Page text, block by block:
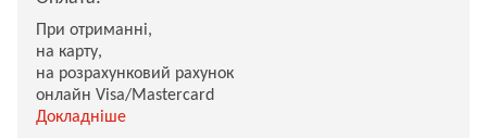
При отриманні,
на карту,
на розрахунковий рахунок
онлайн Visa/Mastercard
Докладніше